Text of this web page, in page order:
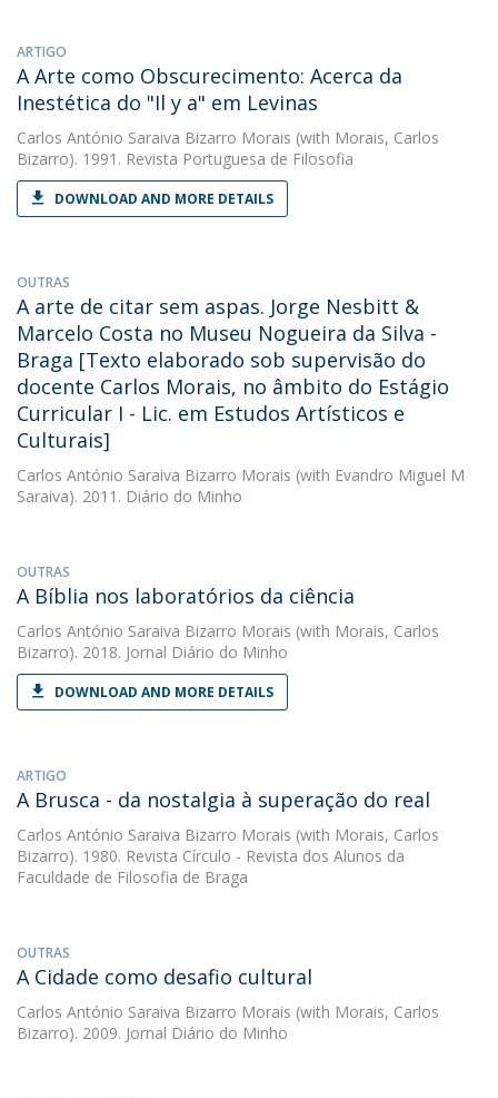
ARTIGO
A Arte como Obscurecimento: Acerca da
Inestética do "Il y a" em Levinas
Carlos António Saraiva Bizarro Morais (with Morais, Carlos
Bizarro). 1991. Revista Portuguesa de Filosofia
DOWNLOAD AND MORE DETAILS
OUTRAS
A arte de citar sem aspas. Jorge Nesbitt &
Marcelo Costa no Museu Nogueira da Silva -
Braga [Texto elaborado sob supervisão do
docente Carlos Morais, no âmbito do Estágio
Curricular I - Lic. em Estudos Artísticos e
Culturais]
Carlos António Saraiva Bizarro Morais (with Evandro Miguel M
Saraiva). 2011. Diário do Minho
OUTRAS
A Bíblia nos laboratórios da ciência
Carlos António Saraiva Bizarro Morais (with Morais, Carlos
Bizarro). 2018. Jornal Diário do Minho
DOWNLOAD AND MORE DETAILS
ARTIGO
A Brusca - da nostalgia à superação do real
Carlos António Saraiva Bizarro Morais (with Morais, Carlos
Bizarro). 1980. Revista Círculo - Revista dos Alunos da
Faculdade de Filosofia de Braga
OUTRAS
A Cidade como desafio cultural
Carlos António Saraiva Bizarro Morais (with Morais, Carlos
Bizarro). 2009. Jornal Diário do Minho